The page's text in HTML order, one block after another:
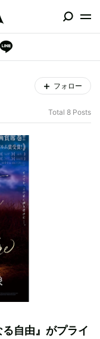
フォロー
Total 8 Posts
自由』がプライ